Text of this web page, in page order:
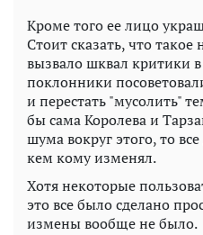
Кроме того ее лицо
Стоит сказать, что
вызвало шквал критики
поклонники
и перестать "мусолить"
бы сама Королева и
шума вокруг этого, то
кем кому изменял.
Хотя некоторые
это все было сделано
измены вообще не было.